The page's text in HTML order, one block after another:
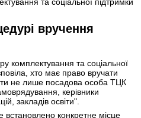
та соціальної підтримки
вручення
комплектування та соціальної
хто має право вручати
не лише посадова особа ТЦК
керівники
закладів освіти".
встановлено конкретне місце